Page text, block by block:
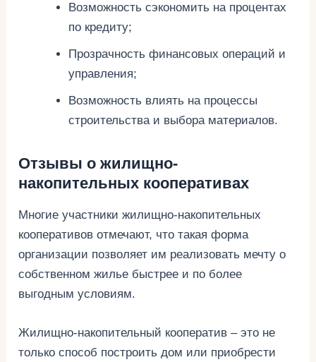
Возможность сэкономить на процентах
по кредиту;
Прозрачность финансовых операций и
управления;
Возможность влиять на процессы
строительства и выбора материалов.
Отзывы о жилищно-
накопительных кооперативах
Многие участники жилищно-накопительных
кооперативов отмечают, что такая форма
организации позволяет им реализовать мечту о
собственном жилье быстрее и по более
выгодным условиям.
Жилищно-накопительный кооператив – это не
только способ построить дом или приобрести